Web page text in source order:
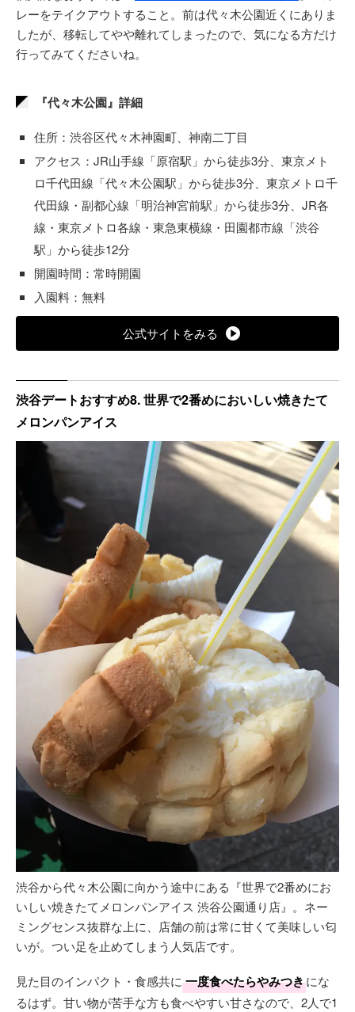
レーをテイクアウトすること。前は代々木公園近くにありま
したが、移転してやや離れてしまったので、気になる方だけ
行ってみてくださいね。
『代々木公園』詳細
住所：渋谷区代々木神園町、神南二丁目
アクセス：JR山手線「原宿駅」から徒歩3分、東京メト
ロ千代田線「代々木公園駅」から徒歩3分、東京メトロ千
代田線・副都心線「明治神宮前駅」から徒歩3分、JR各
線・東京メトロ各線・東急東横線・田園都市線「渋谷
駅」から徒歩12分
開園時間：常時開園
入園料：無料
公式サイトをみる
渋谷デートおすすめ8. 世界で2番めにおいしい焼きたて
メロンパンアイス
渋谷から代々木公園に向かう途中にある『世界で2番めにお
いしい焼きたてメロンパンアイス 渋谷公園通り店』。ネー
ミングセンス抜群な上に、店舗の前は常に甘くて美味しい匂
いが。つい足を止めてしまう人気店です。
見た目のインパクト・食感共に 一度食べたらやみつきにな
るはず。甘い物が苦手な方も食べやすい甘さなので、2人で1